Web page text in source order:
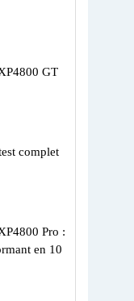
GT
complet
Pro :
en 10